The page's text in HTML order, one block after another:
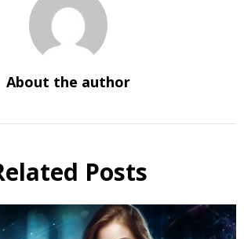
About the author
Posts